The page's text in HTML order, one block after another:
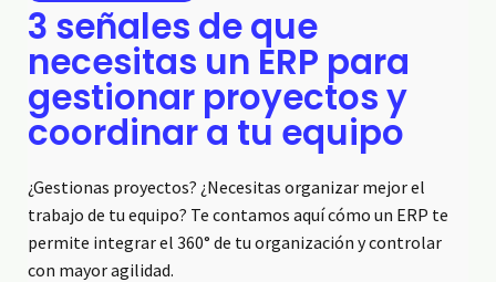
3 señales de que
necesitas un ERP para
gestionar proyectos y
coordinar a tu equipo
¿Gestionas proyectos? ¿Necesitas organizar mejor el
trabajo de tu equipo? Te contamos aquí cómo un ERP te
permite integrar el 360° de tu organización y controlar
con mayor agilidad.